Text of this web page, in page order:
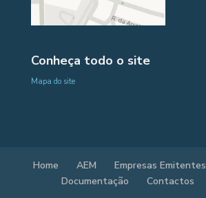
Conheça todo o site
Mapa do site
Home AEM Empresas Emitentes
Documentação
Contactos